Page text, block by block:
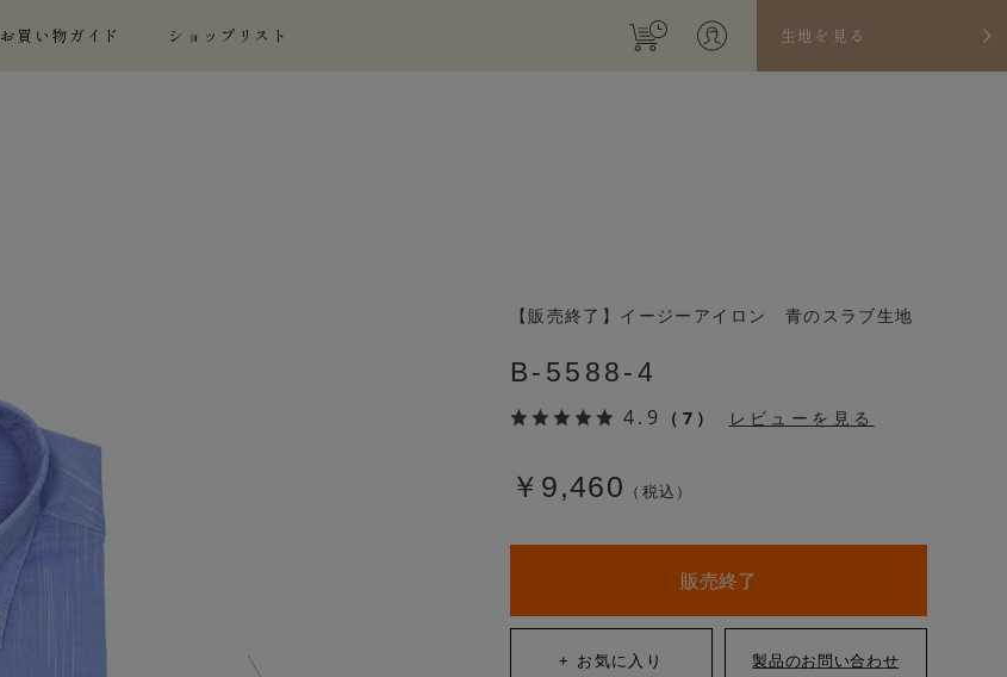
生地を見る
お買い物ガイド ショップリスト
【販売終了】イージーアイロン 青のスラブ生地
B-5588-4
4.9 （7） レビューを見る
￥9,460 （税込）
販売終了